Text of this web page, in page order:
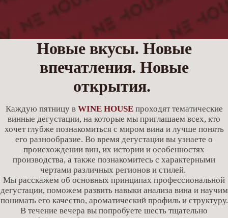
Новые вкусы. Новые
впечатления. Новые
открытия.
Каждую пятницу в WINE HOUSE проходят тематические
винные дегустации, на которые мы приглашаем всех, кто
хочет глубже познакомиться с миром вина и лучше понять
его разнообразие. Во время дегустации вы узнаете о
происхождении вин, их истории и особенностях
производства, а также познакомитесь с характерными
чертами различных регионов и стилей.
Мы расскажем об основных принципах профессиональной
дегустации, поможем развить навыки анализа вина и научим
понимать его качество, ароматический профиль и структуру.
В течение вечера вы попробуете шесть тщательно